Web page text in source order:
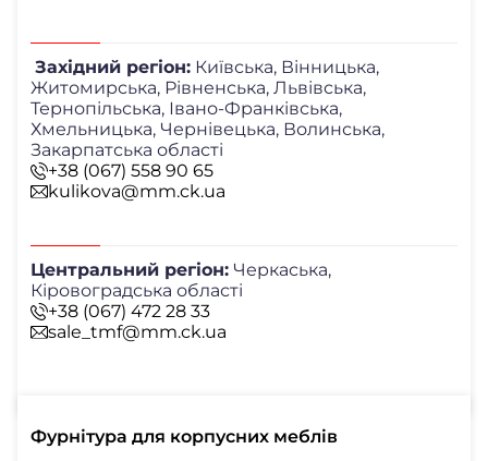
Західний регіон: Київська, Вінницька,
Житомирська, Рівненська, Львівська,
Тернопільська, Івано-Франківська,
Хмельницька, Чернівецька, Волинська,
Закарпатська області
+38 (067) 558 90 65
kulikova@mm.ck.ua
Центральний регіон: Черкаська,
Кіровоградська області
+38 (067) 472 28 33
sale_tmf@mm.ck.ua
Фурнітура для корпусних меблів